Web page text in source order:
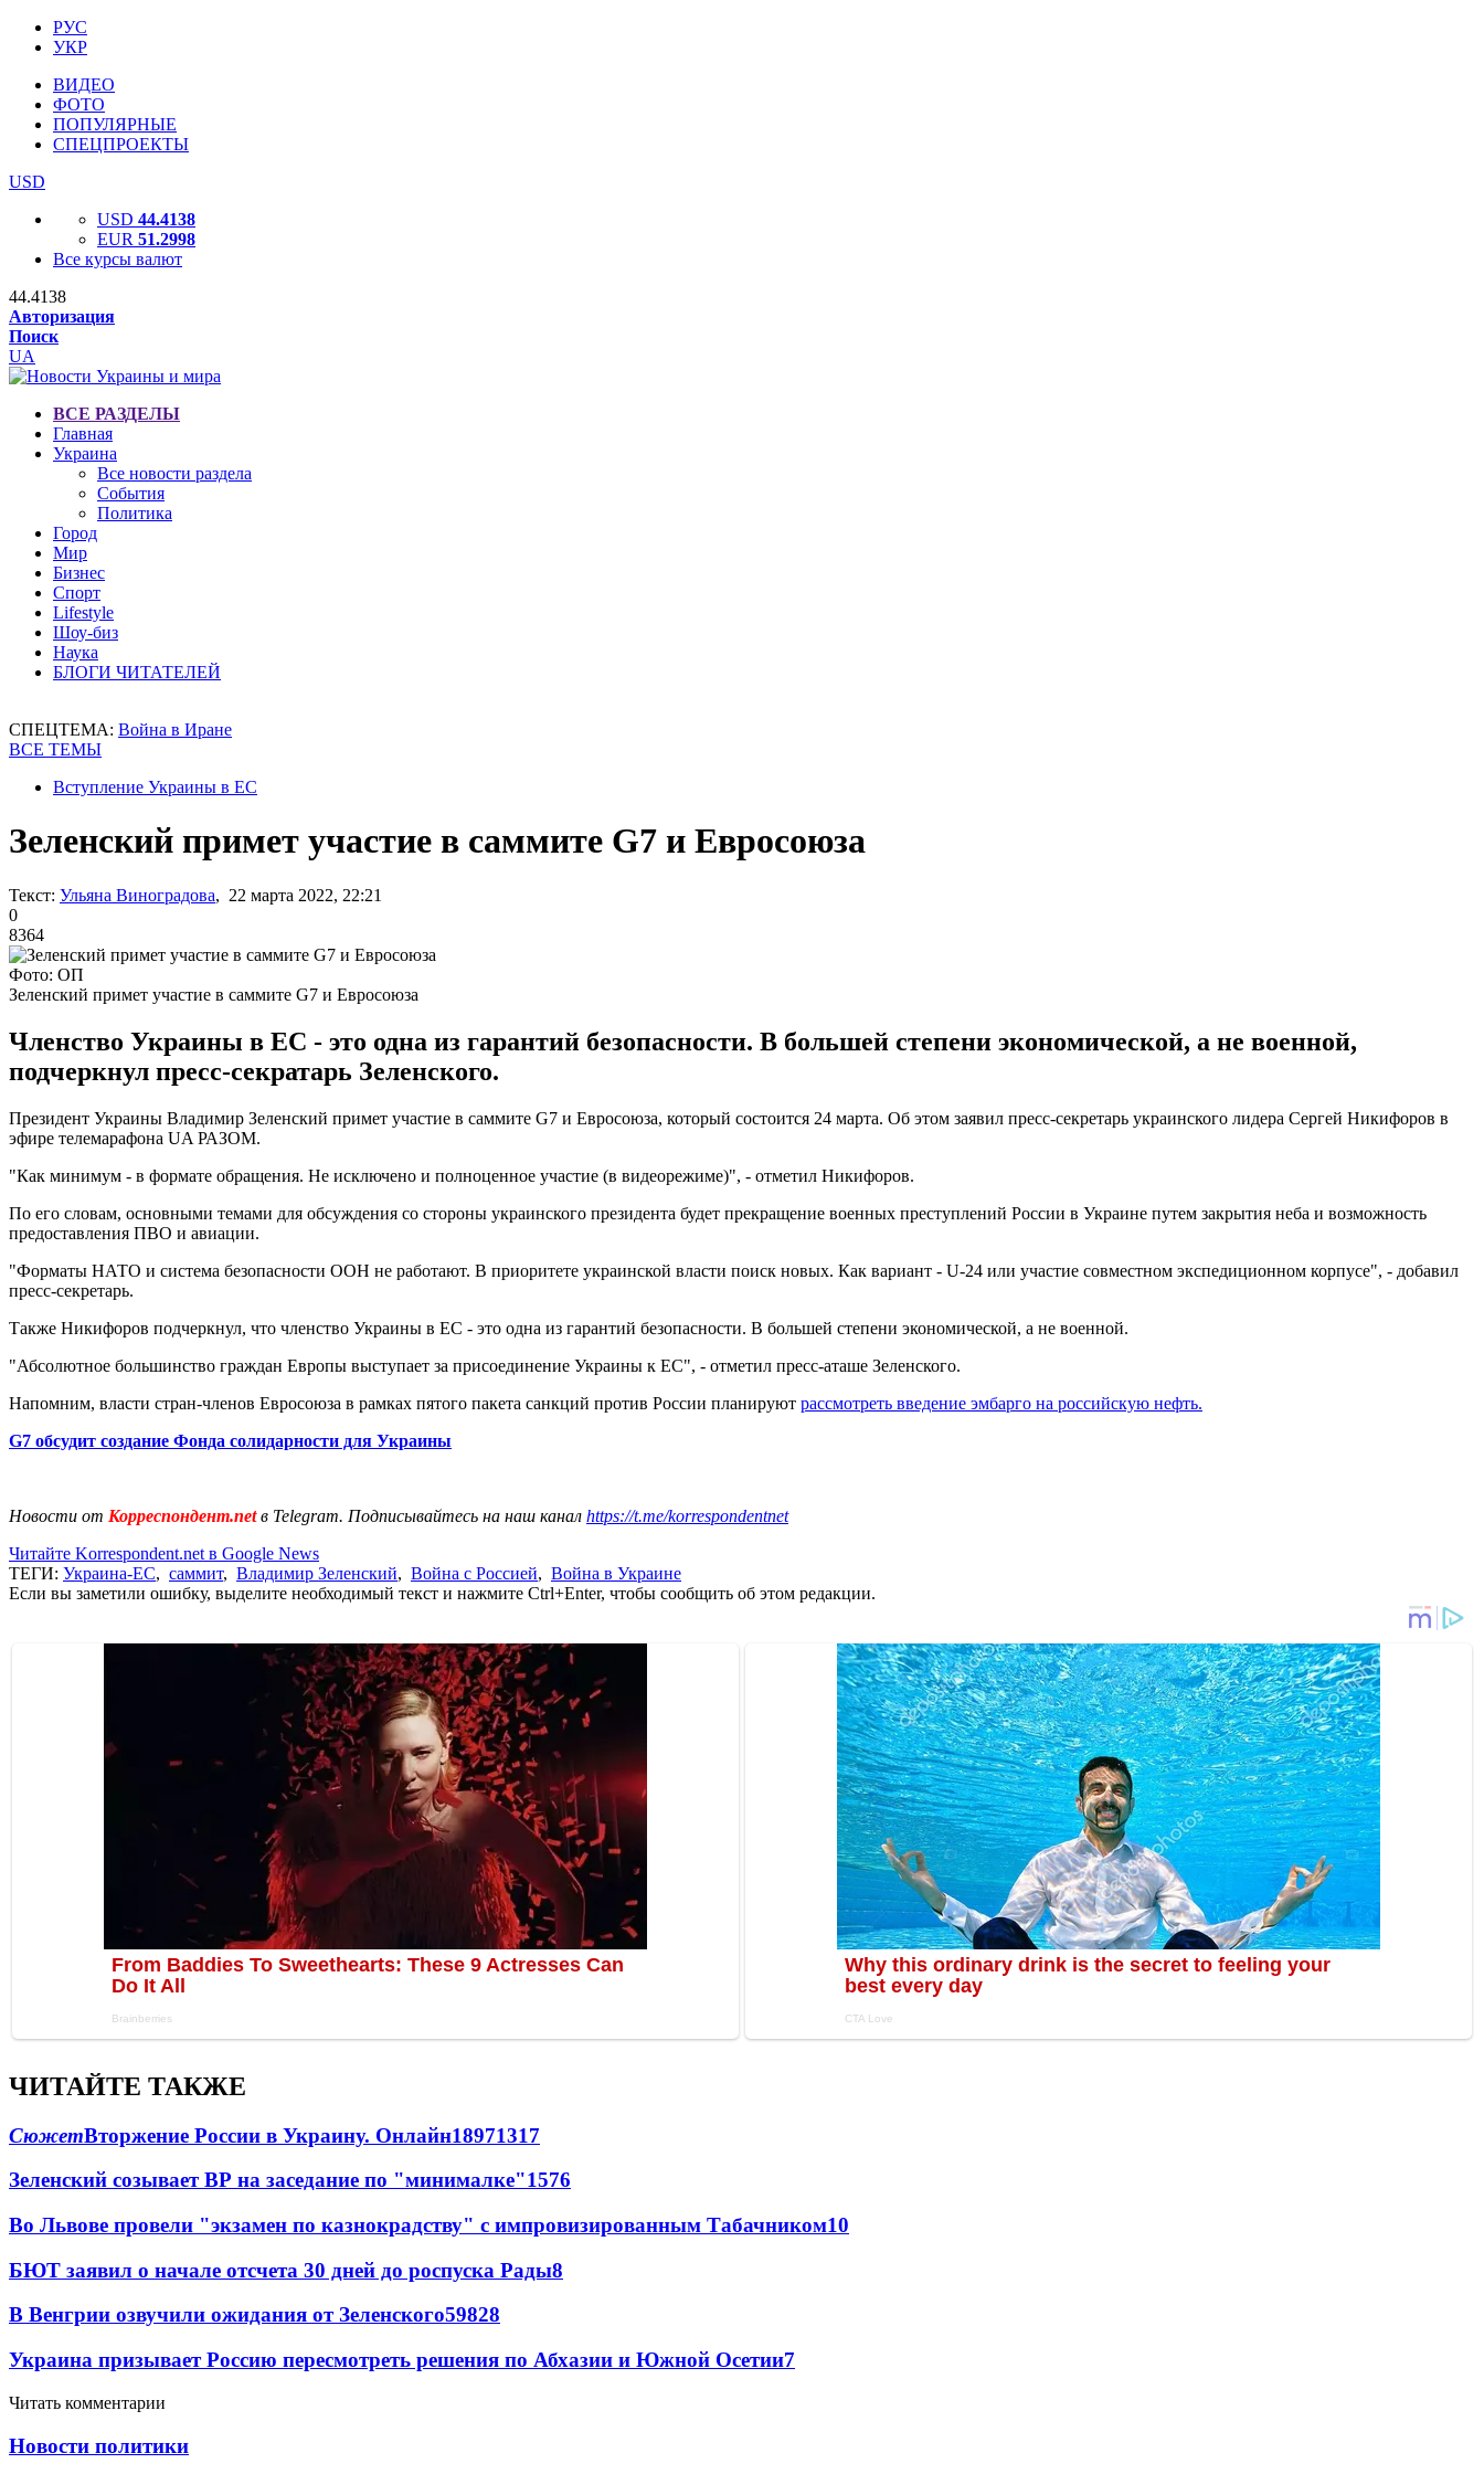
РУС
УКР
ВИДЕО
ФОТО
ПОПУЛЯРНЫЕ
СПЕЦПРОЕКТЫ
USD
USD 44.4138
EUR 51.2998
Все курсы валют
44.4138
Авторизация
Поиск
UA
ВСЕ РАЗДЕЛЫ
Главная
Украина
Все новости раздела
События
Политика
Город
Мир
Бизнес
Спорт
Lifestyle
Шоу-биз
Наука
БЛОГИ ЧИТАТЕЛЕЙ
СПЕЦТЕМА: Война в Иране
ВСЕ ТЕМЫ
Вступление Украины в ЕС
Зеленский примет участие в саммите G7 и Евросоюза
Текст: Ульяна Виноградова, 22 марта 2022, 22:21
0
8364
Фото: ОП
Зеленский примет участие в саммите G7 и Евросоюза
Членство Украины в ЕС - это одна из гарантий безопасности. В большей степени экономической, а не военной,
подчеркнул пресс-секратарь Зеленского.
Президент Украины Владимир Зеленский примет участие в саммите G7 и Евросоюза, который состоится 24 марта. Об этом заявил пресс-секретарь украинского лидера Сергей Никифоров в
эфире телемарафона UA РАЗОМ.
"Как минимум - в формате обращения. Не исключено и полноценное участие (в видеорежиме)", - отметил Никифоров.
По его словам, основными темами для обсуждения со стороны украинского президента будет прекращение военных преступлений России в Украине путем закрытия неба и возможность
предоставления ПВО и авиации.
"Форматы НАТО и система безопасности ООН не работают. В приоритете украинской власти поиск новых. Как вариант - U-24 или участие совместном экспедиционном корпусе", - добавил
пресс-секретарь.
Также Никифоров подчеркнул, что членство Украины в ЕС - это одна из гарантий безопасности. В большей степени экономической, а не военной.
"Абсолютное большинство граждан Европы выступает за присоединение Украины к ЕС", - отметил пресс-аташе Зеленского.
Напомним, власти стран-членов Евросоюза в рамках пятого пакета санкций против России планируют рассмотреть введение эмбарго на российскую нефть.
G7 обсудит создание Фонда солидарности для Украины
Новости от Корреспондент.netв Telegram. Подписывайтесь на наш канал https://t.me/korrespondentnet
Читайте Korrespondent.net в Google News
ТЕГИ: Украина-ЕС, саммит, Владимир Зеленский, Война с Россией, Война в Украине
Если вы заметили ошибку, выделите необходимый текст и нажмите Ctrl+Enter, чтобы сообщить об этом редакции.
ЧИТАЙТЕ ТАКЖЕ
СюжетВторжение России в Украину. Онлайн18971317
Зеленский созывает ВР на заседание по "минималке"1576
Во Львове провели "экзамен по казнокрадству" с импровизированным Табачником10
БЮТ заявил о начале отсчета 30 дней до роспуска Рады8
В Венгрии озвучили ожидания от Зеленского59828
Украина призывает Россию пересмотреть решения по Абхазии и Южной Осетии7
Читать комментарии
Новости политики